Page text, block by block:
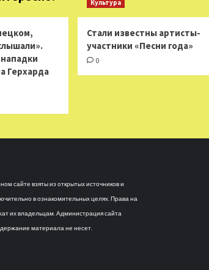
Герхарда
Культура
Стали известны артисты-
участники «Песни года»
0
сайте взяты из открытых источников и
в ознакомительных целях. Права на
их владельцам. Администрация сайта
материала не несет.